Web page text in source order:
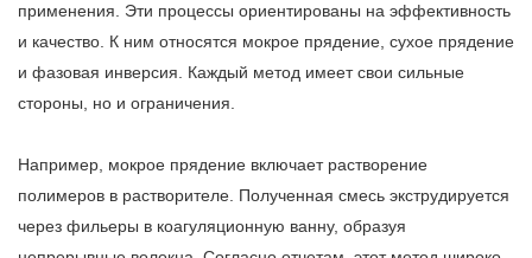
применения. Эти процессы ориентированы на эффективность
и качество. К ним относятся мокрое прядение, сухое прядение
и фазовая инверсия. Каждый метод имеет свои сильные
стороны, но и ограничения.
Например, мокрое прядение включает растворение
полимеров в растворителе. Полученная смесь экструдируется
через фильеры в коагуляционную ванну, образуя